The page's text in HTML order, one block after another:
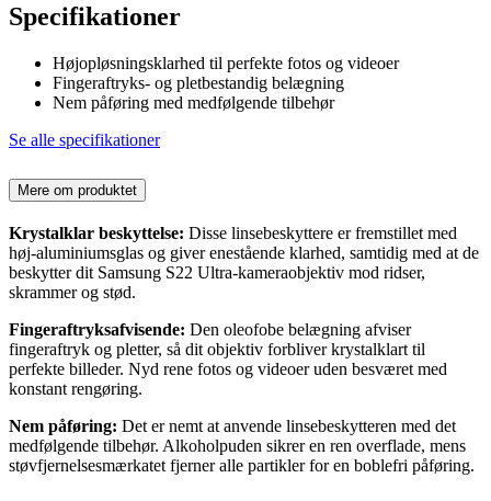
Specifikationer
Højopløsningsklarhed til perfekte fotos og videoer
Fingeraftryks- og pletbestandig belægning
Nem påføring med medfølgende tilbehør
Se alle specifikationer
Mere om produktet
Krystalklar beskyttelse: Disse linsebeskyttere er fremstillet med
høj-aluminiumsglas og giver enestående klarhed, samtidig med at de
beskytter dit Samsung S22 Ultra-kameraobjektiv mod ridser,
skrammer og stød.
Fingeraftryksafvisende: Den oleofobe belægning afviser
fingeraftryk og pletter, så dit objektiv forbliver krystalklart til
perfekte billeder. Nyd rene fotos og videoer uden besværet med
konstant rengøring.
Nem påføring: Det er nemt at anvende linsebeskytteren med det
medfølgende tilbehør. Alkoholpuden sikrer en ren overflade, mens
støvfjernelsesmærkatet fjerner alle partikler for en boblefri påføring.